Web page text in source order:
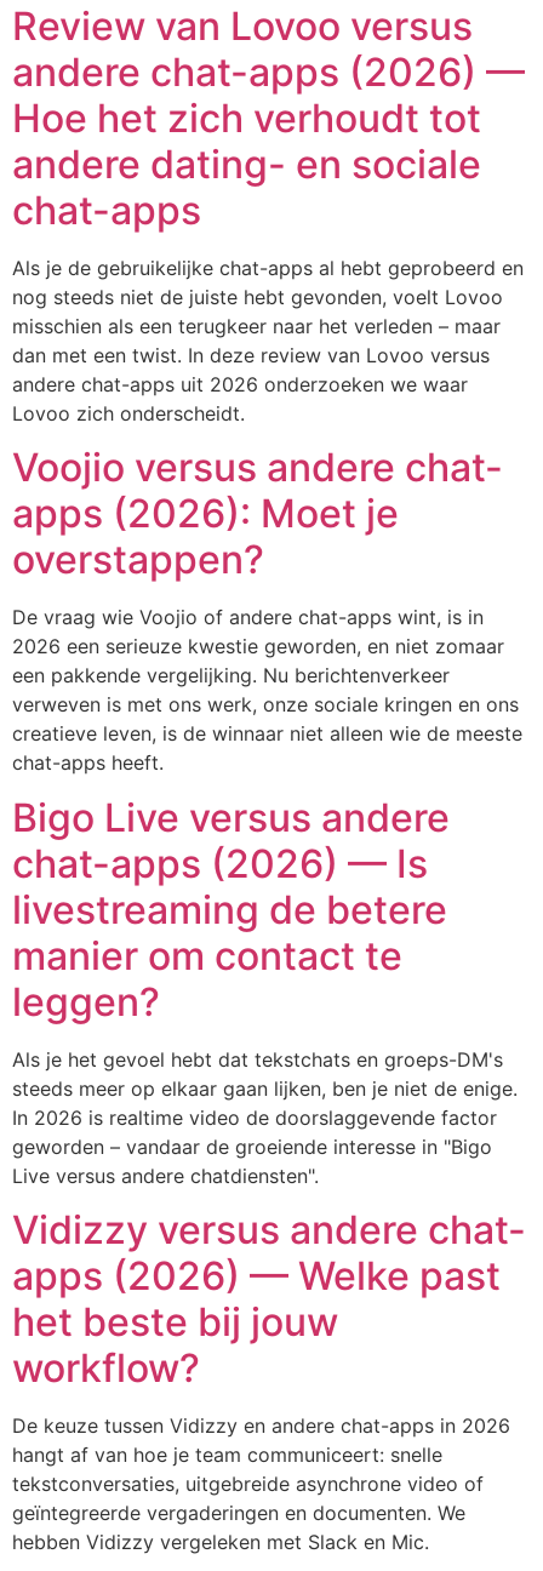
Review van Lovoo versus
andere chat-apps (2026) —
Hoe het zich verhoudt tot
andere dating- en sociale
chat-apps
Als je de gebruikelijke chat-apps al hebt geprobeerd en
nog steeds niet de juiste hebt gevonden, voelt Lovoo
misschien als een terugkeer naar het verleden – maar
dan met een twist. In deze review van Lovoo versus
andere chat-apps uit 2026 onderzoeken we waar
Lovoo zich onderscheidt.
Voojio versus andere chat-
apps (2026): Moet je
overstappen?
De vraag wie Voojio of andere chat-apps wint, is in
2026 een serieuze kwestie geworden, en niet zomaar
een pakkende vergelijking. Nu berichtenverkeer
verweven is met ons werk, onze sociale kringen en ons
creatieve leven, is de winnaar niet alleen wie de meeste
chat-apps heeft.
Bigo Live versus andere
chat-apps (2026) — Is
livestreaming de betere
manier om contact te
leggen?
Als je het gevoel hebt dat tekstchats en groeps-DM's
steeds meer op elkaar gaan lijken, ben je niet de enige.
In 2026 is realtime video de doorslaggevende factor
geworden – vandaar de groeiende interesse in "Bigo
Live versus andere chatdiensten".
Vidizzy versus andere chat-
apps (2026) — Welke past
het beste bij jouw
workflow?
De keuze tussen Vidizzy en andere chat-apps in 2026
hangt af van hoe je team communiceert: snelle
tekstconversaties, uitgebreide asynchrone video of
geïntegreerde vergaderingen en documenten. We
hebben Vidizzy vergeleken met Slack en Mic.